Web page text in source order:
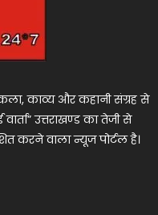
काव्य और कहानी संग्रह से
उत्तराखण्ड का तेजी से
करने वाला न्यूज पोर्टल है।